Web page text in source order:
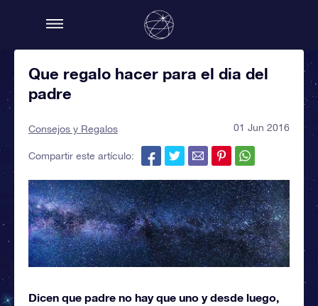
Que regalo hacer para el dia del
padre
Consejos y Regalos 01 Jun 2016
Compartir este artículo:
Dicen que padre no hay que uno y desde luego,